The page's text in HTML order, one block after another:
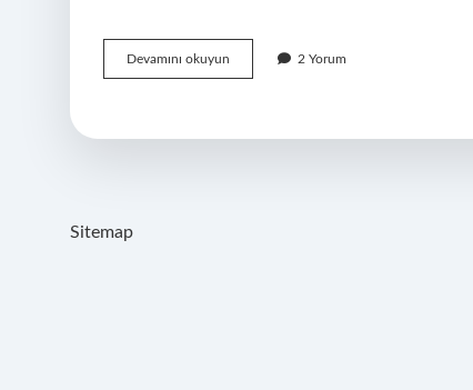
Devamını okuyun
Çok
Hayvan
2 Yorum
Sitemap